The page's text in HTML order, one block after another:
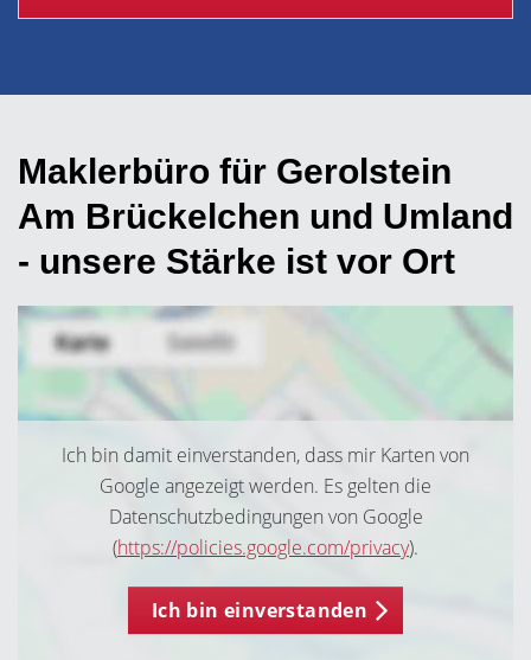
Maklerbüro für Gerolstein
Am Brückelchen und Umland
- unsere Stärke ist vor Ort
Ich bin damit einverstanden, dass mir Karten von
Google angezeigt werden. Es gelten die
Datenschutzbedingungen von Google
(https://policies.google.com/privacy).
Ich bin einverstanden